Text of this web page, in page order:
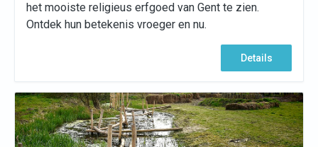
het mooiste religieus erfgoed van Gent te zien.
Ontdek hun betekenis vroeger en nu.
Details